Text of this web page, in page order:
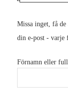
Missa inget, få de
din e-post - varje
Förnamn eller